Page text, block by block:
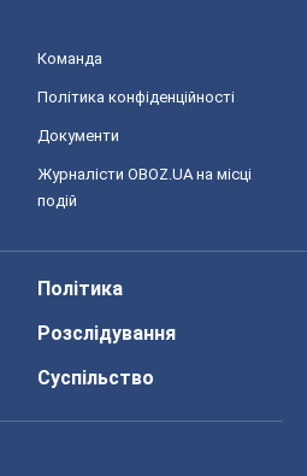
Команда
Політика конфіденційності
Документи
Журналісти OBOZ.UA на місці
подій
Політика
Розслідування
Суспільство